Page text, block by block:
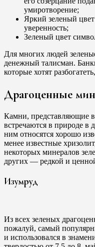
умиротворение;
Яркий зеленый
уверенность;
Зеленый цвет
Для многих людей
денежный талисман.
которые хотят
Драгоценные
Камни, представляющие
встречаются в природе в
ним относятся хорошо
менее известные
некоторых минералов
других — редкой и
Изумруд
Из всех зеленых
пожалуй, самый
и использовался в